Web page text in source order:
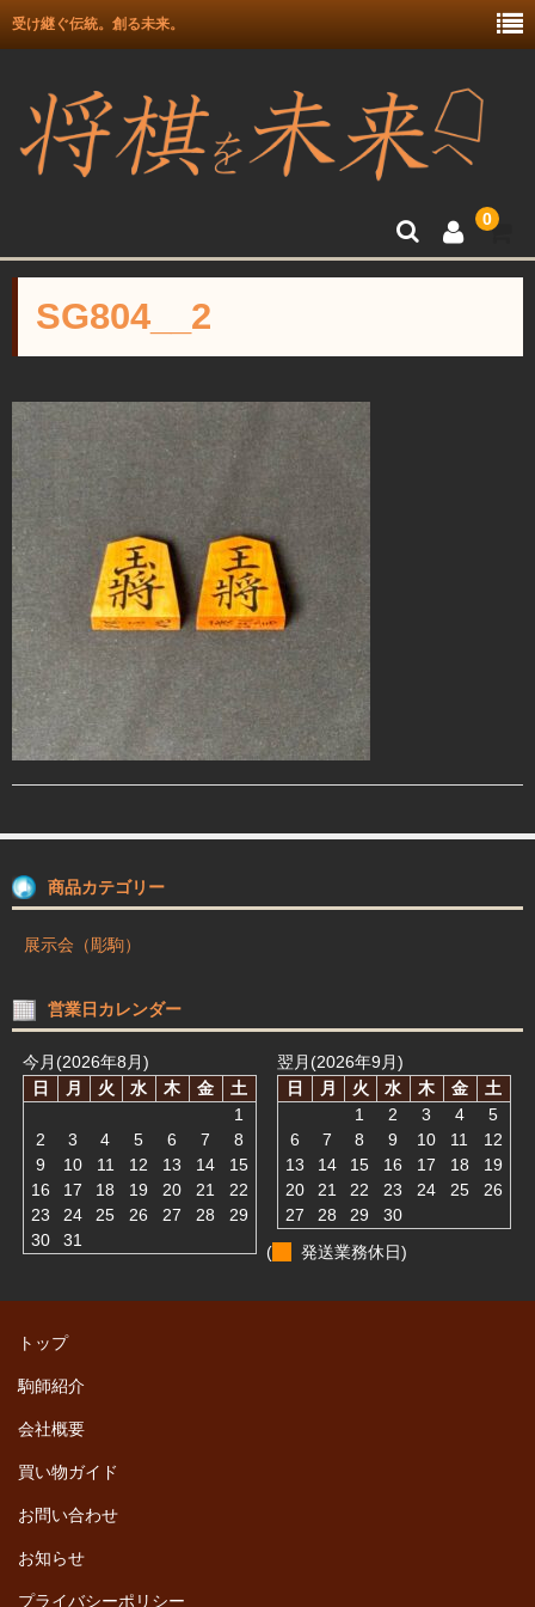
受け継ぐ伝統。創る未来。
0
彫埋駒
彫駒
駒箱 駒台 布盤
駒師紹介
買物ガイド
お問合せ
SG804__2
商品カテゴリー
展示会（彫駒）
営業日カレンダー
今月(2026年8月)
日
月 火 水 木 金
土
1
2
3 4 5 6 7
8
9
10 11 12 13 14
15
16
17 18 19 20 21
22
23
24 25 26 27 28
29
30
31
翌月(2026年9月)
日
月 火 水 木 金
土
1
2 3 4
5
6
7 8 9 10 11
12
13
14 15 16 17 18
19
20
21 22 23 24 25
26
27
28 29
30
(
発送業務休日)
トップ
駒師紹介
会社概要
買い物ガイド
お問い合わせ
お知らせ
プライバシーポリシー